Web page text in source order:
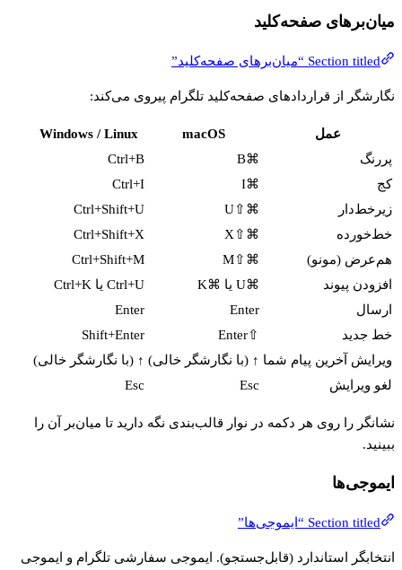
میان‌برهای صفحه‌کلید
Section titled “میان‌برهای صفحه‌کلید”
نگارشگر از قراردادهای صفحه‌کلید تلگرام پیروی می‌کند:
عمل macOS
Windows / Linux
پررنگ
⌘B
Ctrl+B
کج
⌘I
Ctrl+I
زیرخط‌دار
⌘⇧U
Ctrl+Shift+U
خط‌خورده
⌘⇧X
Ctrl+Shift+X
هم‌عرض (مونو)
⌘⇧M
Ctrl+Shift+M
افزودن پیوند
⌘U یا ⌘K
Ctrl+U یا Ctrl+K
ارسال
Enter
Enter
خط جدید
⇧Enter
Shift+Enter
ویرایش آخرین پیام شما ↑ (با نگارشگر خالی) ↑ (با نگارشگر خالی)
لغو ویرایش
Esc
Esc
نشانگر را روی هر دکمه در نوار قالب‌بندی نگه دارید تا میان‌بر آن را
ببینید.
ایموجی‌ها
Section titled “ایموجی‌ها”
انتخابگر استاندارد (قابل‌جستجو). ایموجی سفارشی تلگرام و ایموجی